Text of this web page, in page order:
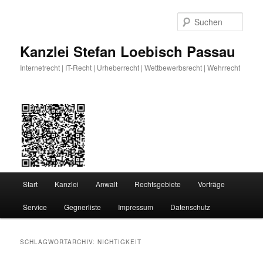
Kanzlei Stefan Loebisch Passau
Internetrecht | IT-Recht | Urheberrecht | Wettbewerbsrecht | Wehrrecht
Start Kanzlei Anwalt Rechtsgebiete Vorträge
Service Gegnerliste Impressum Datenschutz
SCHLAGWORTARCHIV:NICHTIGKEIT